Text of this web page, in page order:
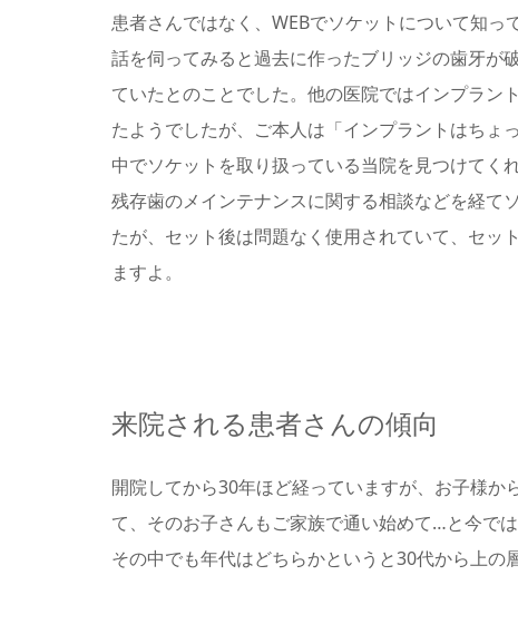
患者さんではなく、WEBでソケットについて知っ
話を伺ってみると過去に作ったブリッジの歯牙が
ていたとのことでした。他の医院ではインプラン
たようでしたが、ご本人は「インプラントはちょ
中でソケットを取り扱っている当院を見つけてくれ
残存歯のメインテナンスに関する相談などを経て
たが、セット後は問題なく使用されていて、セッ
ますよ。
来院される患者さんの傾向
開院してから30年ほど経っていますが、お子様
て、そのお子さんもご家族で通い始めて…と今で
その中でも年代はどちらかというと30代から上の